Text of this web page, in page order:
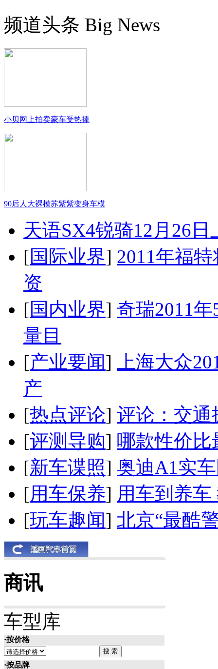
频道头条 Big News
小贝网上拍卖豪车受热捧
90后人大裸模苏紫紫变身车模
天语SX4锐骑12月26
[国际业界] 2011年福
资
[国内业界] 奇瑞2011
量目
[产业要闻]
上海大众
产
[热点评论] 评论：交通
[评测导购] 哪款性价比
[新车谍照] 奥迪A1实
[用车保养] 用车到养
[玩车趣闻] 北京“最酷
商讯
车型库
·按价格
·按品牌